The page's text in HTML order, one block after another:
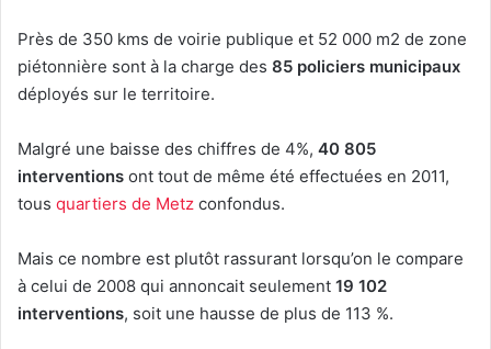
Près de 350 kms de voirie publique et 52 000 m2 de zone
piétonnière sont à la charge des 85 policiers municipaux
déployés sur le territoire.
Malgré une baisse des chiffres de 4%, 40 805
interventions ont tout de même été effectuées en 2011,
tous quartiers de Metz confondus.
Mais ce nombre est plutôt rassurant lorsqu’on le compare
à celui de 2008 qui annoncait seulement 19 102
interventions, soit une hausse de plus de 113 %.